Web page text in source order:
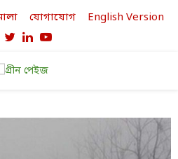
যোগাযোগ English Version
Facebook
TwitterLinkedinYoutube